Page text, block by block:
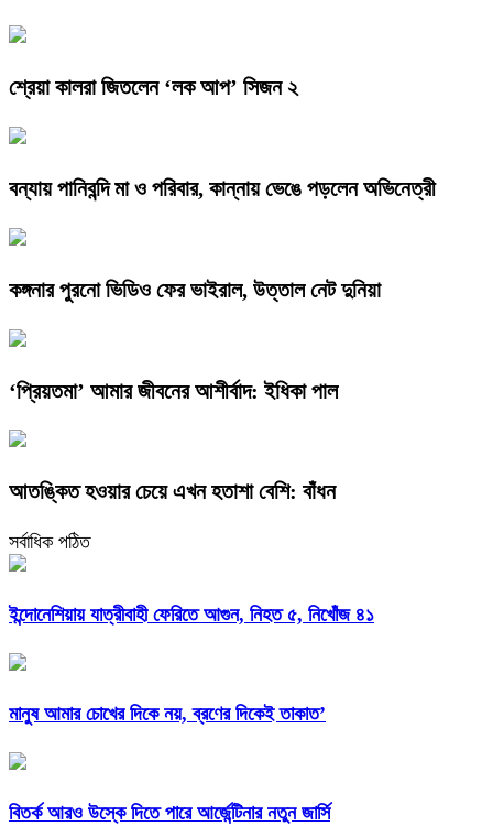
শ্রেয়া কালরা জিতলেন ‘লক আপ’ সিজন ২
বন্যায় পানিবন্দি মা ও পরিবার, কান্নায় ভেঙে পড়লেন অভিনেত্রী
কঙ্গনার পুরনো ভিডিও ফের ভাইরাল, উত্তাল নেট দুনিয়া
‘প্রিয়তমা’ আমার জীবনের আশীর্বাদ: ইধিকা পাল
আতঙ্কিত হওয়ার চেয়ে এখন হতাশা বেশি: বাঁধন
সর্বাধিক পঠিত
ইন্দোনেশিয়ায় যাত্রীবাহী ফেরিতে আগুন, নিহত ৫, নিখোঁজ ৪১
মানুষ আমার চোখের দিকে নয়, ব্রণের দিকেই তাকাত’
বিতর্ক আরও উস্কে দিতে পারে আর্জেন্টিনার নতুন জার্সি